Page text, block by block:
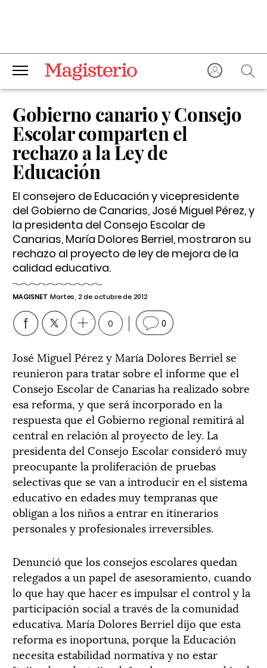
Gobierno canario y Consejo
Escolar comparten el
rechazo a la Ley de
Educación
El consejero de Educación y vicepresidente
del Gobierno de Canarias, José Miguel Pérez, y
la presidenta del Consejo Escolar de
Canarias, María Dolores Berriel, mostraron su
rechazo al proyecto de ley de mejora de la
calidad educativa.
MAGISNET Martes, 2 de octubre de 2012
0 0
José Miguel Pérez y María Dolores Berriel se
reunieron para tratar sobre el informe que el
Consejo Escolar de Canarias ha realizado sobre
esa reforma, y que será incorporado en la
respuesta que el Gobierno regional remitirá al
central en relación al proyecto de ley. La
presidenta del Consejo Escolar consideró muy
preocupante la proliferación de pruebas
selectivas que se van a introducir en el sistema
educativo en edades muy tempranas que
obligan a los niños a entrar en itinerarios
personales y profesionales irreversibles.
Denunció que los consejos escolares quedan
relegados a un papel de asesoramiento, cuando
lo que hay que hacer es impulsar el control y la
participación social a través de la comunidad
educativa. María Dolores Berriel dijo que esta
reforma es inoportuna, porque la Educación
necesita estabilidad normativa y no estar